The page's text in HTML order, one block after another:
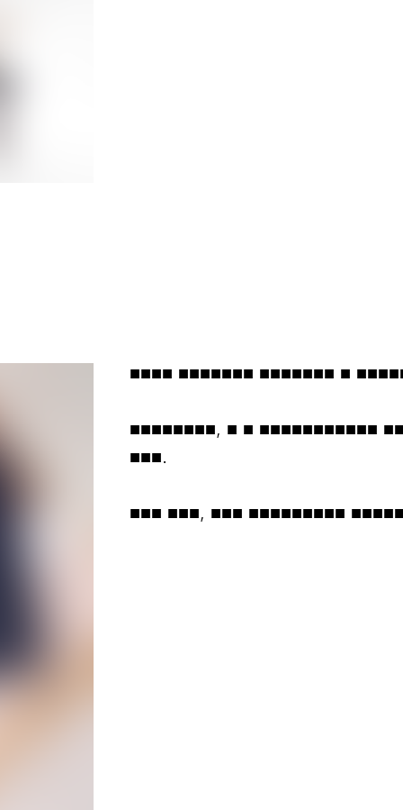
■■■■ ■■■■■■■ ■■■■■■■ ■
■■■■■■■■, ■ ■ ■■■■■■■■■■■
■■■.
■■■ ■■■, ■■■ ■■■■■■■■■